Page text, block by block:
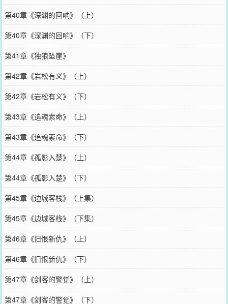
第40章《深渊的回响》（上）
第40章《深渊的回响》（下）
第41章《独狼坠崖》
第42章《岩松有义》（上）
第42章《岩松有义》（下）
第43章《追魂索命》（上）
第43章《追魂索命》（下）
第44章《孤影入楚》（上）
第44章《孤影入楚》（下）
第45章《边城客栈》（上集）
第45章《边城客栈》（下集）
第46章《旧恨新仇》（上）
第46章《旧恨新仇》（下）
第47章《剑客的警觉》（上）
第47章《剑客的警觉》（下）